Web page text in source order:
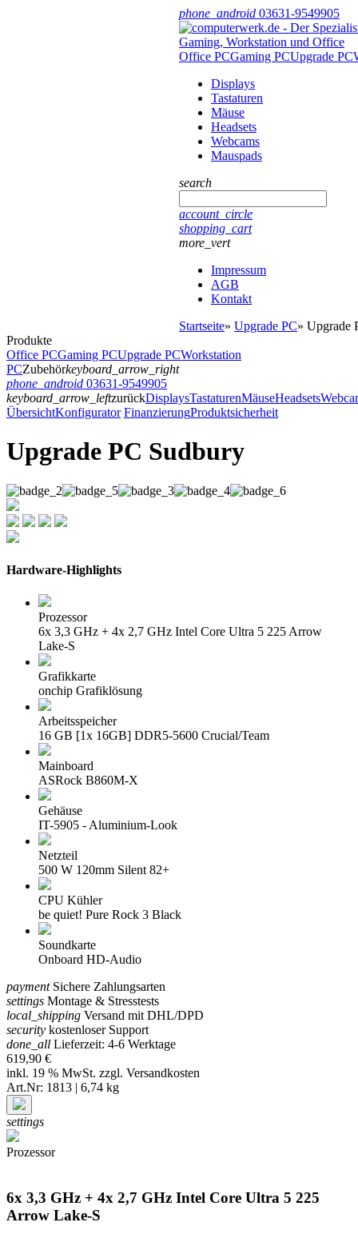
phone_android 03631-9549905
Office PCGaming PCUpgrade PC
Displays
Tastaturen
Mäuse
Headsets
Webcams
Mauspads
search
account_circle
shopping_cart
more_vert
Impressum
AGB
Kontakt
Startseite» Upgrade PC» Upgrade
Produkte
Office PCGaming PCUpgrade PCWorkstation
PCZubehörkeyboard_arrow_right
phone_android 03631-9549905
keyboard_arrow_leftzurückDisplaysTastaturenMäuseHeadsets
ÜbersichtKonfigurator FinanzierungProduktsicherheit
Upgrade PC Sudbury
Hardware-Highlights
Prozessor
6x 3,3 GHz + 4x 2,7 GHz Intel Core Ultra 5 225 Arrow
Lake-S
Grafikkarte
onchip Grafiklösung
Arbeitsspeicher
16 GB [1x 16GB] DDR5-5600 Crucial/Team
Mainboard
ASRock B860M-X
Gehäuse
IT-5905 - Aluminium-Look
Netzteil
500 W 120mm Silent 82+
CPU Kühler
be quiet! Pure Rock 3 Black
Soundkarte
Onboard HD-Audio
payment Sichere Zahlungsarten
settings Montage & Stresstests
local_shipping Versand mit DHL/DPD
security kostenloser Support
done_all Lieferzeit: 4-6 Werktage
619,90 €
inkl. 19 % MwSt. zzgl. Versandkosten
Art.Nr: 1813 | 6,74 kg
settings
Prozessor
6x 3,3 GHz + 4x 2,7 GHz Intel Core Ultra 5 225
Arrow Lake-S